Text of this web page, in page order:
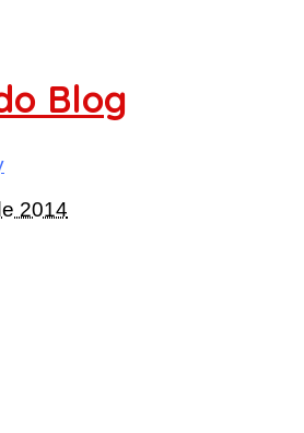
Blog
2014